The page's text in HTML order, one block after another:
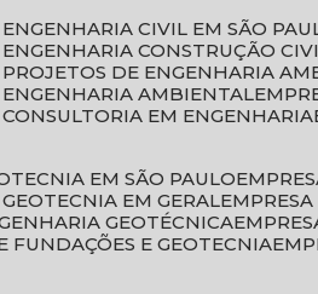
ENGENHARIA CIVIL EM SÃO
ENGENHARIA CONSTRUÇÃO
PROJETOS DE ENGENHARIA
ENGENHARIA AMBIENTAL
CONSULTORIA EM ENGENHARIA
EM SÃO PAULO
GEOTECNIA EM GERAL
GEOTÉCNICA
FUNDAÇÕES E GEOTECNIA